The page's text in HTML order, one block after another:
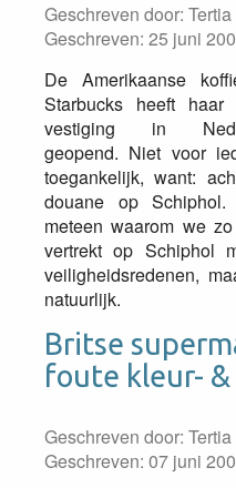
Geschreven door:
Geschreven: 25 juni
De Amerikaanse
Starbucks heeft haar
vestiging in
geopend. Niet voor
toegankelijk, want:
douane op
meteen waarom we
vertrekt op Schiphol
veiligheidsredenen,
natuurlijk.
Britse
foute kleur-
Geschreven door:
Geschreven: 07 juni